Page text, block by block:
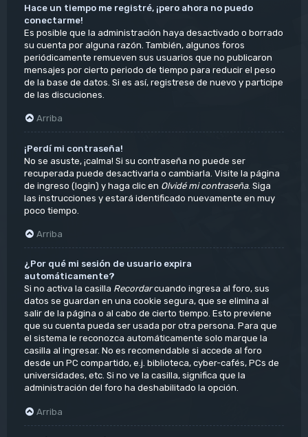
Hace un tiempo me registré, ¡pero ahora no puedo
conectarme!
Es posible que la administración haya desactivado o borrado
su cuenta por alguna razón. También, algunos foros
periódicamente remueven sus usuarios que no publicaron
mensajes por cierto periodo de tiempo para reducir el peso
de la base de datos. Si es así, registrese de nuevo y participe
de las discuciones.
Arriba
¡Perdí mi contraseña!
No se asuste, ¡calma! Si su contraseña no puede ser
recuperada puede desactivarla o cambiarla. Visite la página
de ingreso (login) y haga clic en Olvidé mi contraseña. Siga
las instrucciones y estará identificado nuevamente en muy
poco tiempo.
Arriba
¿Por qué mi sesión de usuario expira
automáticamente?
Si no activa la casilla Recordarcuando ingresa al foro, sus
datos se guardan en una cookie segura, que se elimina al
salir de la página o al cabo de cierto tiempo. Esto previene
que su cuenta pueda ser usada por otra persona. Para que
el sistema le reconozca automáticamente solo marque la
casilla al ingresar. No es recomendable si accede al foro
desde un PC compartido, e.j. biblioteca, cyber-cafés, PCs de
universidades, etc. Si no ve la casilla, significa que la
administración del foro ha deshabilitado la opción.
Arriba